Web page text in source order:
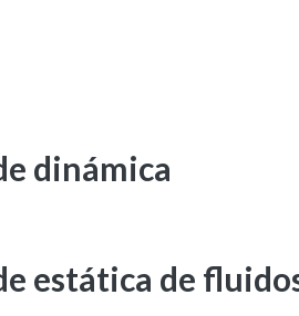
dinámica
estática de